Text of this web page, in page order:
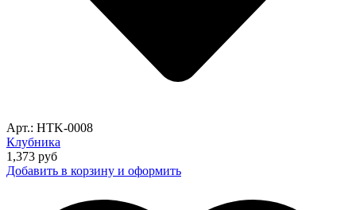
Арт.: HTK-0008
Клубника
1,373 руб
Добавить в корзину и оформить